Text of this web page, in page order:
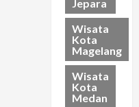
Jepara
Wisata
Kota
Magelang
Wisata
Kota
Medan